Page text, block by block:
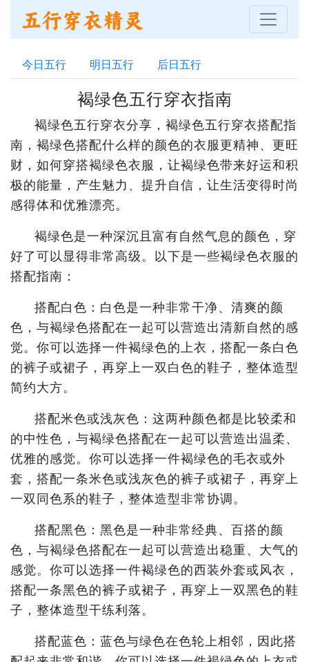
今日五行 明日五行 后日五行
褐绿色五行穿衣指南
褐绿色五行穿衣分享，褐绿色五行穿衣搭配指
南，褐绿色搭配什么样的颜色的衣服更精神、更旺
财，如何穿搭褐绿色衣服，让褐绿色带来好运和积
极的能量，产生魅力、提升自信，让生活变得时尚
感得体和优雅漂亮。
褐绿色是一种深沉且富有自然气息的颜色，穿
好了可以显得非常高级。以下是一些褐绿色衣服的
搭配指南：
搭配白色：白色是一种非常干净、清爽的颜
色，与褐绿色搭配在一起可以营造出清新自然的感
觉。你可以选择一件褐绿色的上衣，搭配一条白色
的裤子或裙子，再穿上一双白色的鞋子，整体造型
简约大方。
搭配米色或浅灰色：这两种颜色都是比较柔和
的中性色，与褐绿色搭配在一起可以营造出温柔、
优雅的感觉。你可以选择一件褐绿色的毛衣或外
套，搭配一条米色或浅灰色的裤子或裙子，再穿上
一双同色系的鞋子，整体造型非常协调。
搭配黑色：黑色是一种非常经典、百搭的颜
色，与褐绿色搭配在一起可以营造出稳重、大气的
感觉。你可以选择一件褐绿色的西装外套或风衣，
搭配一条黑色的裤子或裙子，再穿上一双黑色的鞋
子，整体造型干练利落。
搭配蓝色：蓝色与绿色在色轮上相邻，因此搭